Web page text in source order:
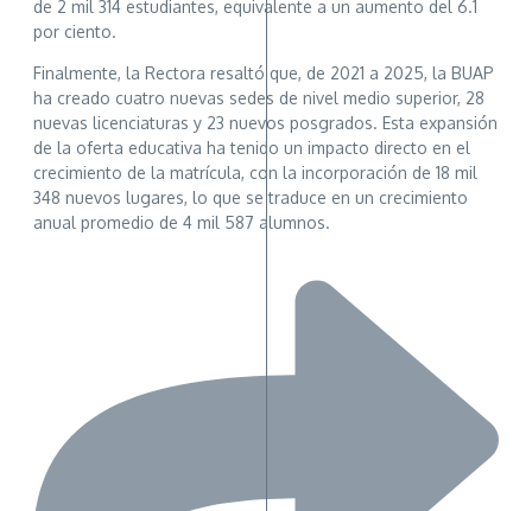
de 2 mil 314 estudiantes, equivalente a un aumento del 6.1
por ciento.
Finalmente, la Rectora resaltó que, de 2021 a 2025, la BUAP
ha creado cuatro nuevas sedes de nivel medio superior, 28
nuevas licenciaturas y 23 nuevos posgrados. Esta expansión
de la oferta educativa ha tenido un impacto directo en el
crecimiento de la matrícula, con la incorporación de 18 mil
348 nuevos lugares, lo que se traduce en un crecimiento
anual promedio de 4 mil 587 alumnos.